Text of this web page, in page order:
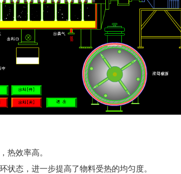
效率高。
态，进一步提高了物料受热的均匀度。